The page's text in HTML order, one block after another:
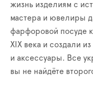
жизнь изделиям с
мастера и ювелиры
фарфоровой посуде
XIX века и создали
и аксессуары. Все
вы не найдёте